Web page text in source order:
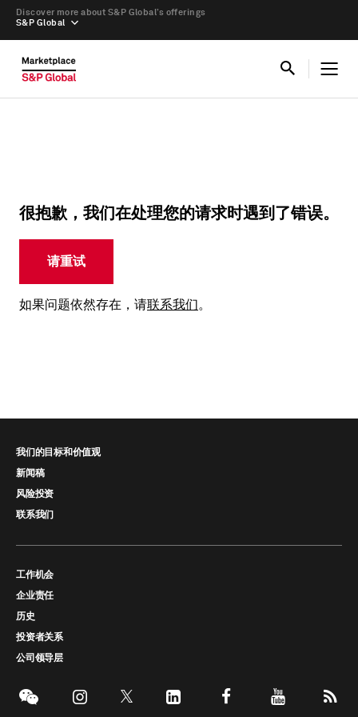
S&P Global
Discover more about S&P Global’s offerings
很抱歉，我们在处理您的请求时遇到了错误。
请重试
如果问题依然存在，请联系我们。
我们的目标和价值观
新闻稿
风险投资
联系我们
工作机会
企业责任
历史
投资者关系
公司领导层